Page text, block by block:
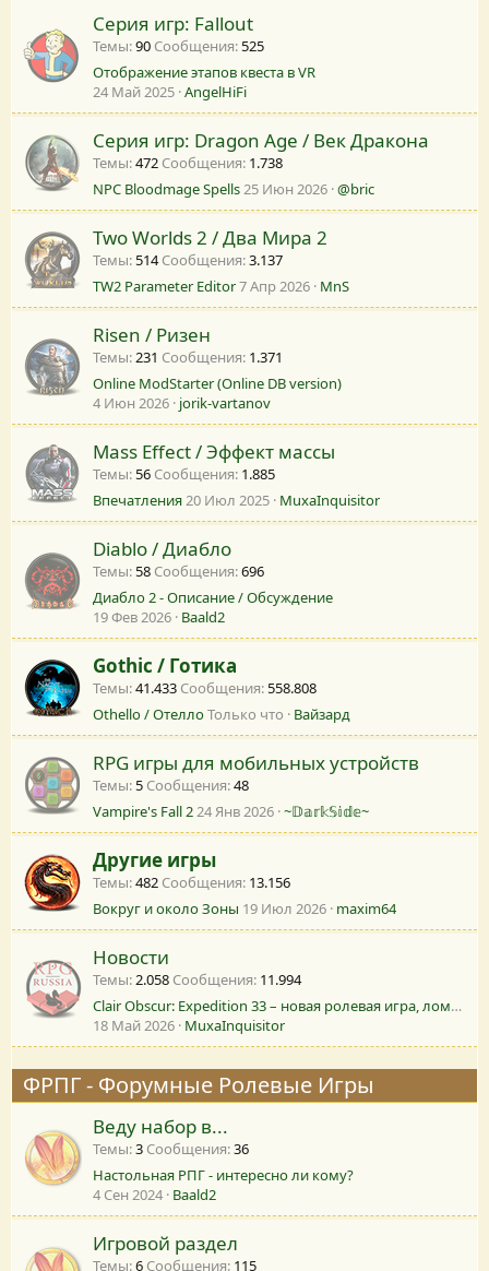
Серия игр: Fallout
Темы 90 Сообщения 525
Отображение этапов квеста в VR
24 Май 2025 AngelHiFi
Серия игр: Dragon Age / Век Дракона
Темы 472 Сообщения 1.738
NPC Bloodmage Spells25 Июн 2026 @bric
Two Worlds 2 / Два Мира 2
Темы 514 Сообщения 3.137
TW2 Parameter Editor7 Апр 2026 MnS
Risen / Ризен
Темы 231 Сообщения 1.371
Online ModStarter (Online DB version)
4 Июн 2026 jorik-vartanov
Mass Effect / Эффект массы
Темы 56 Сообщения 1.885
Впечатления20 Июл 2025 MuxaInquisitor
Diablo / Диабло
Темы 58 Сообщения 696
Диабло 2 - Описание / Обсуждение
19 Фев 2026 Baald2
Gothic / Готика
Темы 41.433 Сообщения 558.808
Othello / ОтеллоТолько что Вайзард
RPG игры для мобильных устройств
Темы 5 Сообщения 48
Vampire's Fall 224 Янв 2026 ~𝔻𝕒𝕣𝕜𝕊𝕚𝕕𝕖~
Другие игры
Темы 482 Сообщения 13.156
Вокруг и около Зоны 19 Июл 2026 maxim64
Новости
Темы 2.058 Сообщения 11.994
Clair Obscur: Expedition 33 – новая ролевая игра, ломающая стереотипы
18 Май 2026 MuxaInquisitor
ФРПГ - Форумные Ролевые Игры
Веду набор в...
Темы 3 Сообщения 36
Настольная РПГ - интересно ли кому?
4 Сен 2024 Baald2
Игровой раздел
Темы 6 Сообщения 115